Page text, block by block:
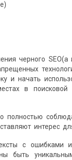
черного SEO(а
и начать
в
интерес
с ошибками
быть